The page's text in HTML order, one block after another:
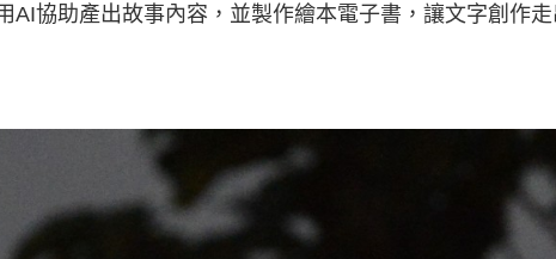
AI協助產出故事內容，並製作繪本電子書，讓文字創作